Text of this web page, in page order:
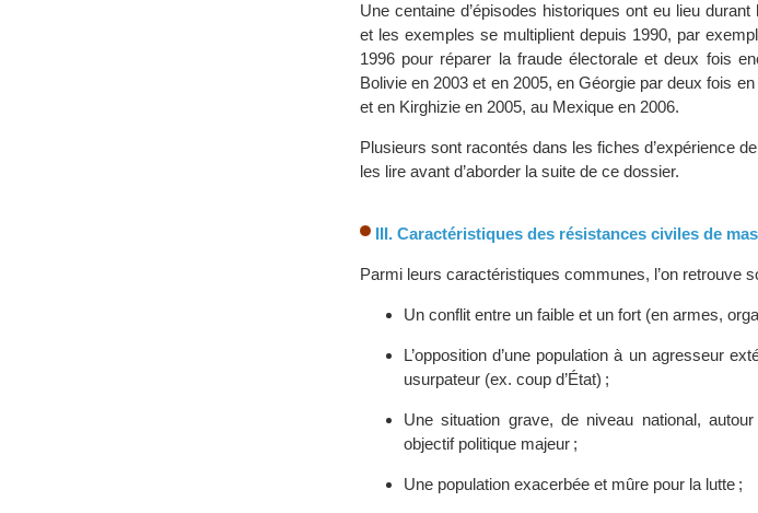
Une centaine d’épisodes historiques ont eu lieu
et les exemples se multiplient depuis 1990, par
1996 pour réparer la fraude électorale et deux fois
Bolivie en 2003 et en 2005, en Géorgie par deux fois
et en Kirghizie en 2005, au Mexique en 2006.
Plusieurs sont racontés dans les fiches d’expérience
les lire avant d’aborder la suite de ce dossier.
III. Caractéristiques des résistances civiles de
Parmi leurs caractéristiques communes, l’on retrouve
Un conflit entre un faible et un fort (en armes,
L’opposition d’une population à un agresseur
usurpateur (ex. coup d’État) ;
Une situation grave, de niveau national,
objectif politique majeur ;
Une population exacerbée et mûre pour la lutte ;